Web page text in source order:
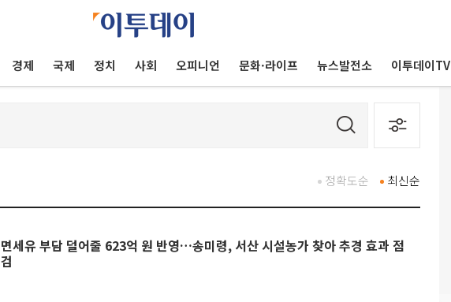
경제 국제 정치 사회 오피니언 문화·라이프 뉴스발전소 이투데이TV
최신순
정확도순
면세유 부담 덜어줄 623억 원 반영…송미령, 서산 시설농가 찾아 추경 효과 점
검